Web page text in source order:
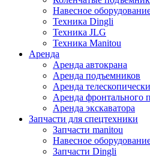
Навесное
Техника Dingli
Техника JLG
Техника Manitou
Аренда
Аренда автокрана
Аренда подъемников
Аренда
Аренда фронтального
Аренда экскаватора
Запчасти для спецтехники
Запчасти manitou
Навесное
Запчасти Dingli